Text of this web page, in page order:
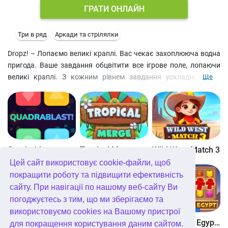
Цей сайт використовує cookie-файли, щоб
покращити роботу та підвищити ефективність
сайту. При навігації по нашому веб-сайту Ви
погоджуєтесь з тим, що ми зберігаємо та
використовуємо cookies на Вашому пристрої
для покращення користування даним сайтом.
ГРАТИ ОНЛАЙН
Три в ряд Аркади та стрілялки
Dropz! – Лопаємо великі краплі. Вас чекає захоплююча водна
пригода. Ваше завдання обцвітити все ігрове поле, лопаючи
великі краплі. З кожним рівнем завдання ускладнюється.
великі краплі, переганяти їх до потрібного місця. Успіхів!
Ще
Quadrablast Tropical Merge Wild West Match 3
Bubblez! Forest Match 4 Wonders of Egypt Match